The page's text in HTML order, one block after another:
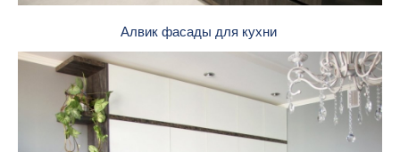
Алвик фасады для кухни